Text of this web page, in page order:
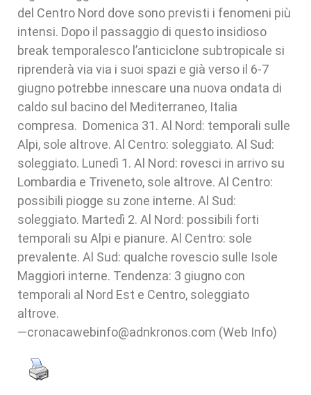
del Centro Nord dove sono previsti i fenomeni più
intensi. Dopo il passaggio di questo insidioso
break temporalesco l’anticiclone subtropicale si
riprenderà via via i suoi spazi e già verso il 6-7
giugno potrebbe innescare una nuova ondata di
caldo sul bacino del Mediterraneo, Italia
compresa. Domenica 31. Al Nord: temporali sulle
Alpi, sole altrove. Al Centro: soleggiato. Al Sud:
soleggiato. Lunedì 1. Al Nord: rovesci in arrivo su
Lombardia e Triveneto, sole altrove. Al Centro:
possibili piogge su zone interne. Al Sud:
soleggiato. Martedì 2. Al Nord: possibili forti
temporali su Alpi e pianure. Al Centro: sole
prevalente. Al Sud: qualche rovescio sulle Isole
Maggiori interne. Tendenza: 3 giugno con
temporali al Nord Est e Centro, soleggiato
altrove.
—cronacawebinfo@adnkronos.com (Web Info)